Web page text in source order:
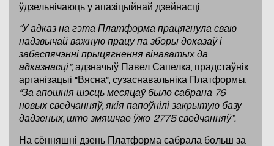
ўдзельнічаюць у апазіцыйнай дзейнасці.
“У адказ на гэта Платформа працягнула сваю
надзвычай важную працу па зборы доказаў і
забеспячэнні прыцягнення вінаватых да
адказнасці”, адзначыў Павел Сапелка, прадстаўнік
арганізацыі “Вясна”, сузаснавальніка Платформы.
“За апошнія шэсць месяцаў было сабрана 76
новых сведчанняў, якія папоўнілі закрытую базу
дадзеных, што змяшчае ўжо 2775 сведчанняў”.
На сённяшні дзень Платформа сабрала больш за